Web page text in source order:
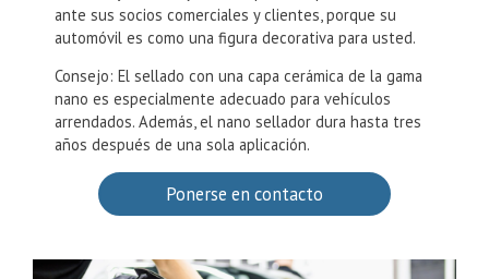
sellado ayuda a mejorar la impresión que usted tiene
ante sus socios comerciales y clientes, porque su
automóvil es como una figura decorativa para usted.
Consejo: El sellado con una capa cerámica de la gama
nano es especialmente adecuado para vehículos
arrendados. Además, el nano sellador dura hasta tres
años después de una sola aplicación.